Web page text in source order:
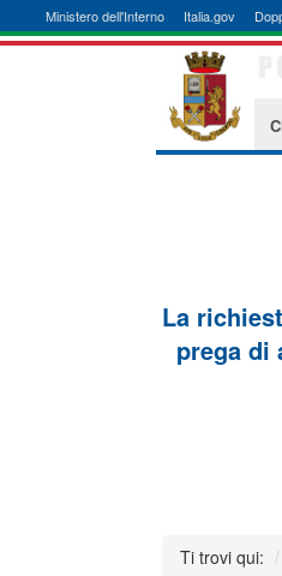
Ministero dell'Interno Italia.gov
La
prega di
Ti trovi qui: